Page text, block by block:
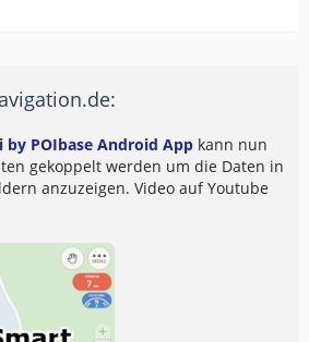
by POIbase Android App kann nun
gekoppelt werden um die Daten in
anzuzeigen. Video auf Youtube